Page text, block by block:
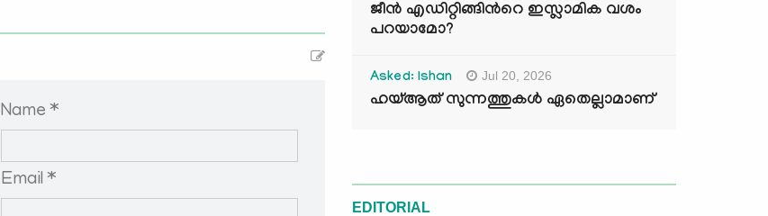
Name *
Email *
ജീൻ എഡിറ്റിങ്ങിന്‍റെ ഇസ്ലാമിക വശം
പറയാമോ?
Asked: Ishan Jul 20, 2026
ഹയ്ആത് സുന്നത്തുകൾ ഏതെല്ലാമാണ്
EDITORIAL